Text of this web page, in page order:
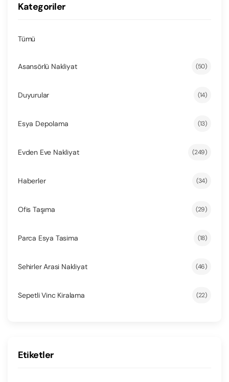
Kategoriler
Tümü
Asansörlü Nakliyat (50)
Duyurular (14)
Esya Depolama (13)
Evden Eve Nakliyat (249)
Haberler (34)
Ofis Taşıma (29)
Parca Esya Tasima (18)
Sehirler Arasi Nakliyat (46)
Sepetli Vinc Kiralama (22)
Etiketler